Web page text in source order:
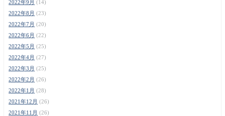
2022年9月 (14)
2022年8月 (23)
2022年7月 (20)
2022年6月 (22)
2022年5月 (25)
2022年4月 (27)
2022年3月 (25)
2022年2月 (26)
2022年1月 (28)
2021年12月 (26)
2021年11月 (26)